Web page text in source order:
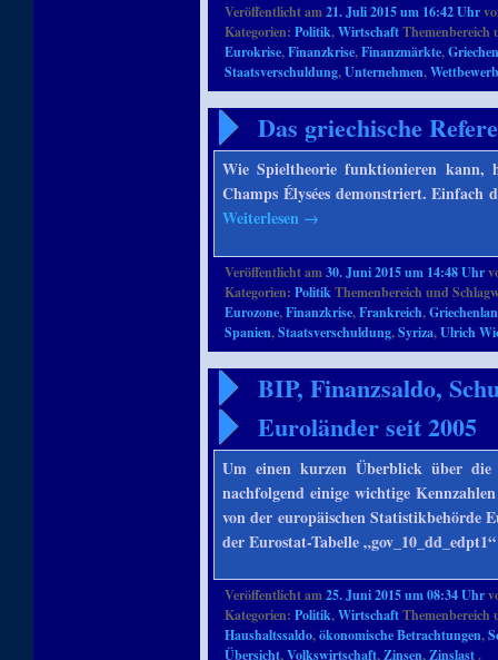
Veröffentlicht am21. Juli 2015 um 16:42 Uhr
Kategorien:Politik,Wirtschaft
Eurokrise,Finanzkrise,Finanzmärkte,
Staatsverschuldung,Unternehmen,
Das griechische
Wie Spieltheorie funktionieren
Champs Élysées demonstriert. Einfach
Weiterlesen →
Veröffentlicht am30. Juni 2015 um 14:48 Uhr
Kategorien:PolitikThemenbereich und
Eurozone,Finanzkrise,Frankreich,
Spanien,Staatsverschuldung,Syriza,Ulrich
BIP, Finanzsaldo,
Euroländer seit 2005
Um einen kurzen Überblick über die
nachfolgend einige wichtige
von der europäischen Statistikbehörde
der Eurostat-Tabelle
Veröffentlicht am25. Juni 2015 um 08:34 Uhr
Kategorien:Politik,Wirtschaft
Haushaltssaldo,ökonomische Betrachtungen,
Übersicht,Volkswirtschaft,Zinsen,Zinslast.